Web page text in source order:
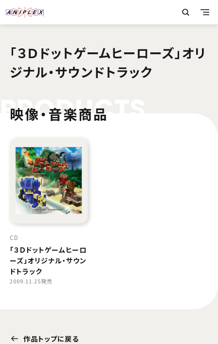
「３Ｄドットゲームヒーローズ」オリ
ジナル・サウンドトラック
PRODUC
映像・音楽商品
CD
「３Ｄドットゲームヒーロ
ーズ」オリジナル・サウン
ドトラック
2009.11.25発売
作品トップに戻る